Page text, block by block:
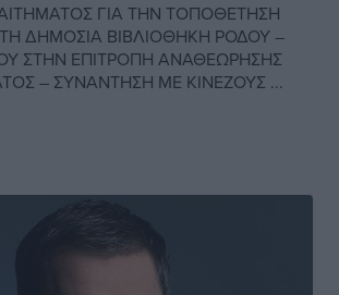
ΓΙΑ ΤΗΝ ΤΟΠΟΘΕΤΗΣΗ
ΔΗΜΟΣΙΑ ΒΙΒΛΙΟΘΗΚΗ ΡΟΔΟΥ –
ΣΤΗΝ ΕΠΙΤΡΟΠΗ ΑΝΑΘΕΩΡΗΣΗΣ
– ΣΥΝΑΝΤΗΣΗ ΜΕ ΚΙΝΕΖΟΥΣ ...